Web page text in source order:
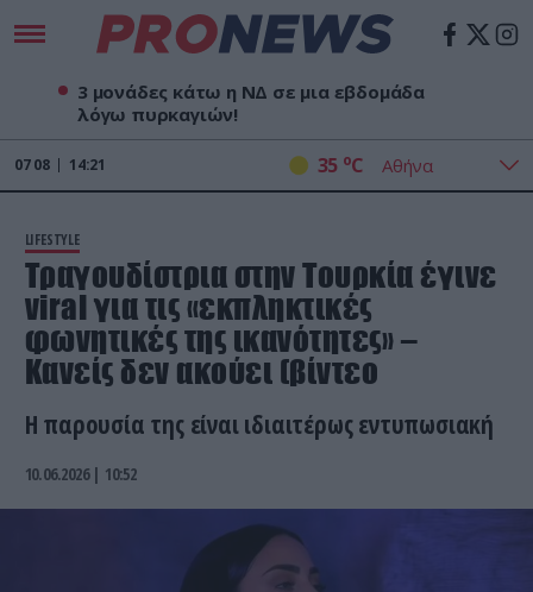
3 μονάδες κάτω η ΝΔ σε μια εβδομάδα
λόγω πυρκαγιών!
07 08 14:21 35 oC
LIFESTYLE
Τραγουδίστρια στην Τουρκία έγινε
viral για τις «εκπληκτικές
φωνητικές της ικανότητες» –
Κανείς δεν ακούει (βίντεο
Η παρουσία της είναι ιδιαιτέρως εντυπωσιακή
10.06.2026 | 10:52